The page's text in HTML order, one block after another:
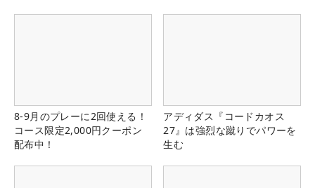
8-9月のプレーに2回使える！
コース限定2,000円クーポン
配布中！
アディダス『コードカオス
27』は強烈な蹴りでパワーを
生む